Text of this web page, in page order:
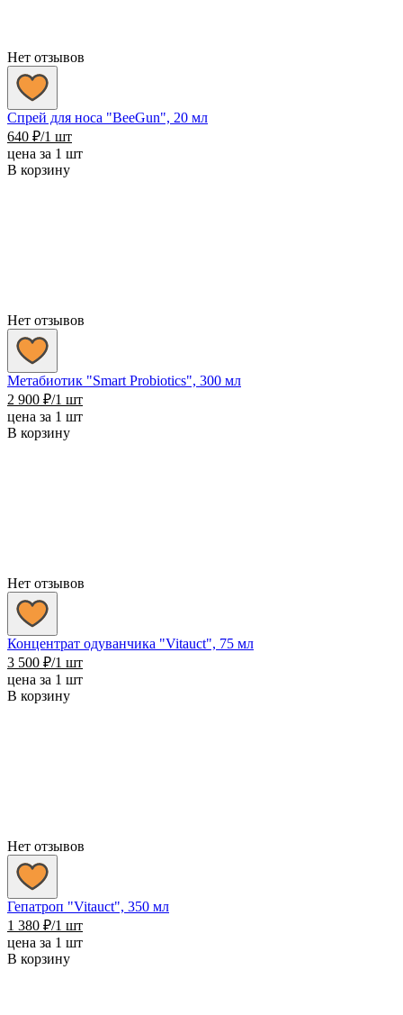
Нет отзывов
Спрей для носа "BeeGun", 20 мл
640 ₽/1 шт
цена за 1 шт
В корзину
Нет отзывов
Метабиотик "Smart Probiotics", 300 мл
2 900 ₽/1 шт
цена за 1 шт
В корзину
Нет отзывов
Концентрат одуванчика "Vitauct", 75 мл
3 500 ₽/1 шт
цена за 1 шт
В корзину
Нет отзывов
Гепатроп "Vitauct", 350 мл
1 380 ₽/1 шт
цена за 1 шт
В корзину